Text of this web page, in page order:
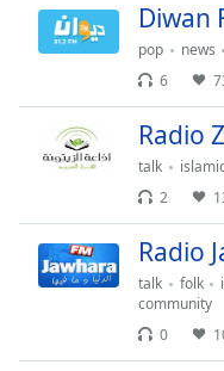
Duration-:-
Stream
TypeLIVE
LIVE
Remaining
Diwan
pop news
6
Radio
talk
2
Radio
talk folk
community
0